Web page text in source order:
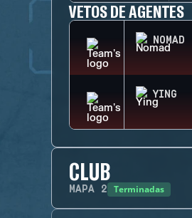
VETOS DE AGENTES
NOMAD
YING
CLUB
MAPA 2 Terminadas